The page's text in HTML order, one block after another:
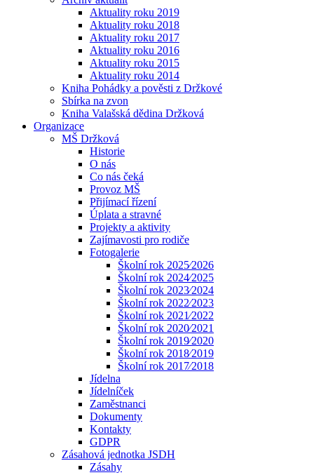
Aktuality roku 2019
Aktuality roku 2018
Aktuality roku 2017
Aktuality roku 2016
Aktuality roku 2015
Aktuality roku 2014
Kniha Pohádky a pověsti z Držkové
Sbírka na zvon
Kniha Valašská dědina Držková
Organizace
MŠ Držková
Historie
O nás
Co nás čeká
Provoz MŠ
Přijímací řízení
Úplata a stravné
Projekty a aktivity
Zajímavosti pro rodiče
Fotogalerie
Školní rok 2025⁄2026
Školní rok 2024⁄2025
Školní rok 2023⁄2024
Školní rok 2022⁄2023
Školní rok 2021⁄2022
Školní rok 2020⁄2021
Školní rok 2019⁄2020
Školní rok 2018⁄2019
Školní rok 2017⁄2018
Jídelna
Jídelníček
Zaměstnanci
Dokumenty
Kontakty
GDPR
Zásahová jednotka JSDH
Zásahy